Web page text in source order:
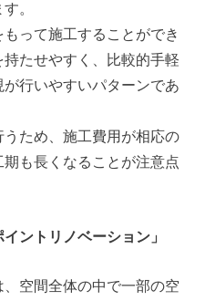
。
って施工することができ
たせやすく、比較的手軽
行いやすいパターンであ
ため、施工費用が相応の
も長くなることが注意点
ントリノベーション」
空間全体の中で一部の空